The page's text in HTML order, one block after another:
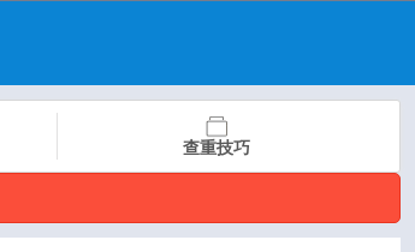
查重技巧